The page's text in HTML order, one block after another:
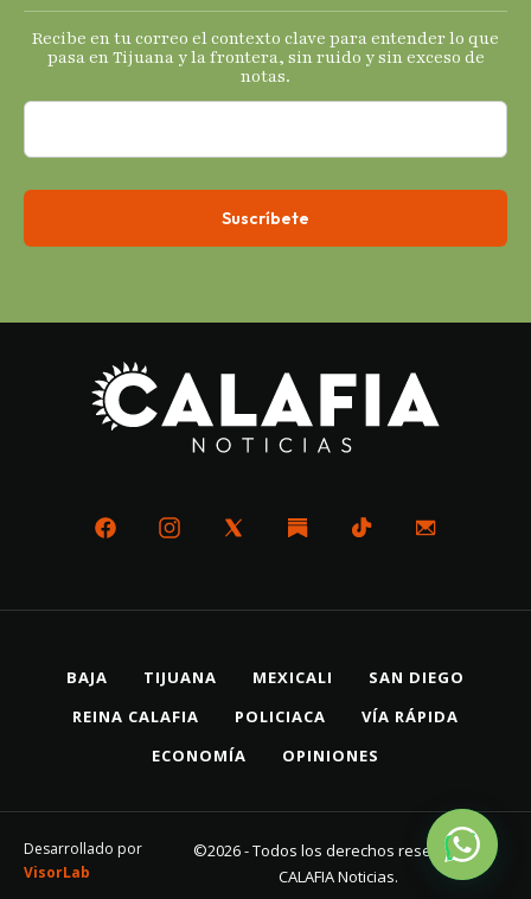
Recibe en tu correo el contexto clave para entender lo que
pasa en Tijuana y la frontera, sin ruido y sin exceso de
notas.
BAJA TIJUANA MEXICALI
SAN DIEGO
REINA CALAFIA
POLICIACA
VÍA RÁPIDA
ECONOMÍA
OPINIONES
Desarrollado por
VisorLab
©2026 - Todos los derechos reservados
CALAFIA Noticias.